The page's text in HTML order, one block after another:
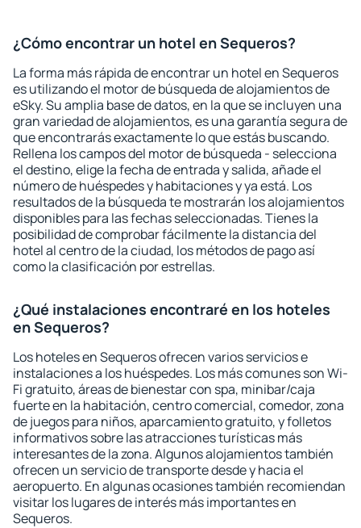
¿Cómo encontrar un hotel en Sequeros?
La forma más rápida de encontrar un hotel en Sequeros
es utilizando el motor de búsqueda de alojamientos de
eSky. Su amplia base de datos, en la que se incluyen una
gran variedad de alojamientos, es una garantía segura de
que encontrarás exactamente lo que estás buscando.
Rellena los campos del motor de búsqueda - selecciona
el destino, elige la fecha de entrada y salida, añade el
número de huéspedes y habitaciones y ya está. Los
resultados de la búsqueda te mostrarán los alojamientos
disponibles para las fechas seleccionadas. Tienes la
posibilidad de comprobar fácilmente la distancia del
hotel al centro de la ciudad, los métodos de pago así
como la clasificación por estrellas.
¿Qué instalaciones encontraré en los hoteles
en Sequeros?
Los hoteles en Sequeros ofrecen varios servicios e
instalaciones a los huéspedes. Los más comunes son Wi-
Fi gratuito, áreas de bienestar con spa, minibar/caja
fuerte en la habitación, centro comercial, comedor, zona
de juegos para niños, aparcamiento gratuito, y folletos
informativos sobre las atracciones turísticas más
interesantes de la zona. Algunos alojamientos también
ofrecen un servicio de transporte desde y hacia el
aeropuerto. En algunas ocasiones también recomiendan
visitar los lugares de interés más importantes en
Sequeros.